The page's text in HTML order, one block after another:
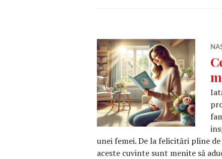
unei femei. De la felicitări pline
aceste cuvinte sunt menite să